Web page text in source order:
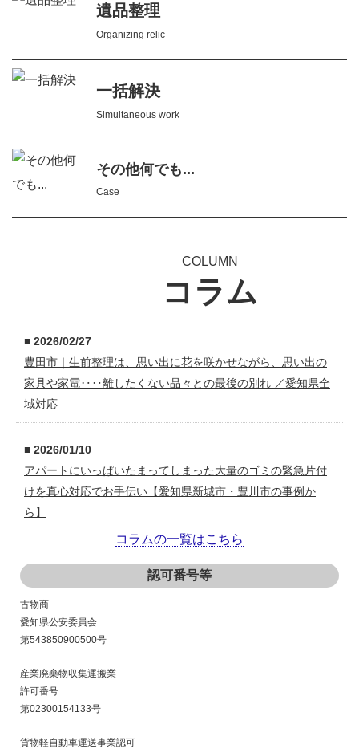
遺品整理
Organizing relic
一括解決
Simultaneous work
その他何でも...
Case
COLUMN
コラム
■ 2026/02/27
豊田市｜生前整理は、思い出に花を咲かせながら、思い出の
家具や家電‥‥離したくない品々との最後の別れ ／愛知県全
域対応
■ 2026/01/10
アパートにいっぱいたまってしまった大量のゴミの緊急片付
けを真心対応でお手伝い【愛知県新城市・豊川市の事例か
ら】
愛知県豊田市／森林や庭木の伐採の専門業者が『自慢のハス
クバーナー・ゼノア製のチェーンソー』をお売りします(希望
のお客様には実演指導付き)！！
■ 2025/04/12
冷蔵庫も洗濯機、エアコン、液晶テレビ等のリサイクル法電
化製品も『とにかく買って安く売る！』リサイクルショップ
コラムの一覧はこちら
認可番号等
古物商
愛知県公安委員会
第543850900500号
産業廃棄物収集運搬業
許可番号
第02300154133号
貨物軽自動車運送事業認可